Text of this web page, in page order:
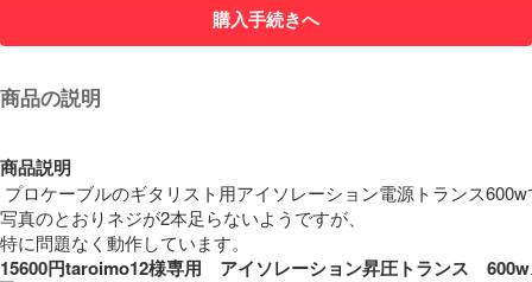
購入手続きへ
商品の説明
商品説明
プロケーブルのギタリスト用アイソレーション電源トランス
写真のとおりネジが2本足らないようですが、
15600円taroimo12様専用　アイソレーション昇圧トランス　